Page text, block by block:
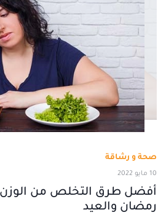
صحة و رشاقة
10 مايو 2022
أفضل طرق التخلص من الوزن
رمضان والعيد